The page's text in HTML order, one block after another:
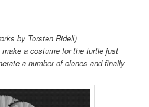
by Torsten Ridell)
make a costume for the turtle just
a number of clones and finally